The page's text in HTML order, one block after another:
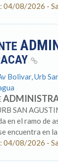
04/08/2026 -
Bolivar, Urb
SAN
en el ramo de
encuentra en
04/08/2026 -